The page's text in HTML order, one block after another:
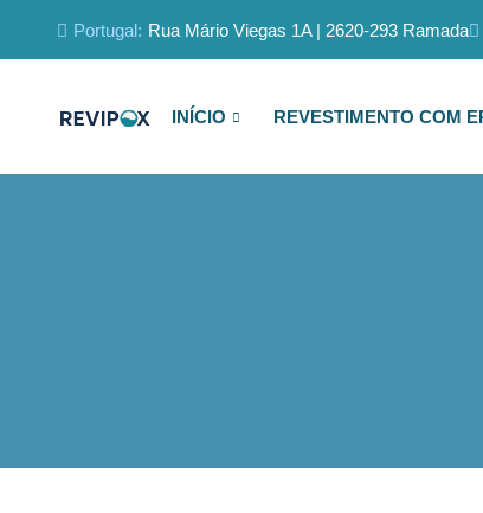
Portugal: Rua Mário Viegas 1A | 2620-293 Ramada
INÍCIO REVESTIMENTO COM